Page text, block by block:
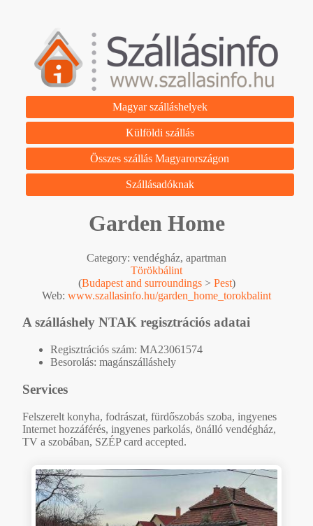
Magyar szálláshelyek
Külföldi szállás
Összes szállás Magyarországon
Szállásadóknak
Garden Home
Category: vendégház, apartman
Törökbálint
(Budapest and surroundings> Pest)
Web: www.szallasinfo.hu/garden_home_torokbalint
A szálláshely NTAK regisztrációs adatai
Regisztrációs szám: MA23061574
Besorolás: magánszálláshely
Services
Felszerelt konyha, fodrászat, fürdőszobás szoba, ingyenes
Internet hozzáférés, ingyenes parkolás, önálló vendégház,
TV a szobában, SZÉP card accepted.